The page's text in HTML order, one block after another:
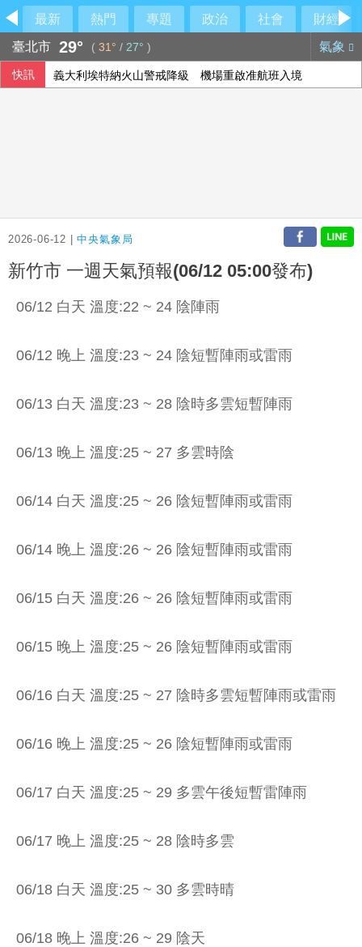
最新 熱門 專題 政治 社會
財經
臺北市 29° ( 31° / 27° ) 氣象
快訊 義大利埃特納火山警戒降級 機場重啟准航班入境
2026-06-12 |中央氣象局
新竹市 一週天氣預報(06/12 05:00發布)
06/12 白天 溫度:22 ~ 24 陰陣雨
06/12 晚上 溫度:23 ~ 24 陰短暫陣雨或雷雨
06/13 白天 溫度:23 ~ 28 陰時多雲短暫陣雨
06/13 晚上 溫度:25 ~ 27 多雲時陰
06/14 白天 溫度:25 ~ 26 陰短暫陣雨或雷雨
06/14 晚上 溫度:26 ~ 26 陰短暫陣雨或雷雨
06/15 白天 溫度:26 ~ 26 陰短暫陣雨或雷雨
06/15 晚上 溫度:25 ~ 26 陰短暫陣雨或雷雨
06/16 白天 溫度:25 ~ 27 陰時多雲短暫陣雨或雷雨
06/16 晚上 溫度:25 ~ 26 陰短暫陣雨或雷雨
06/17 白天 溫度:25 ~ 29 多雲午後短暫雷陣雨
06/17 晚上 溫度:25 ~ 28 陰時多雲
06/18 白天 溫度:25 ~ 30 多雲時晴
06/18 晚上 溫度:26 ~ 29 陰天